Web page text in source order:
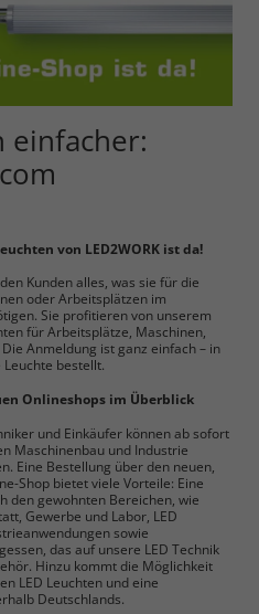
einfacher:
von LED2WORK ist da!
Kunden alles, was sie für die
oder Arbeitsplätzen im
Sie profitieren von unserem
für Arbeitsplätze, Maschinen,
Anmeldung ist ganz einfach – in
bestellt.
Onlineshops im Überblick
und Einkäufer können ab sofort
Maschinenbau und Industrie
Eine Bestellung über den neuen,
Shop bietet viele Vorteile: Eine
den gewohnten Bereichen, wie
Gewerbe und Labor, LED
sowie
das auf unsere LED Technik
Hinzu kommt die Möglichkeit
LED Leuchten und eine
Deutschlands.